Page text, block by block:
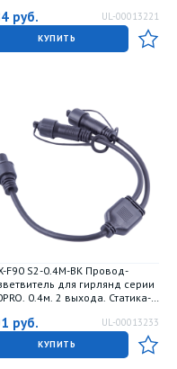
Uniel
руб. UL-00013221
КУПИТЬ
F90 S2-0.4M-BK Провод-
для гирлянд серии
0.4м. 2 выхода. Статика-
руб. UL-00013233
КУПИТЬ